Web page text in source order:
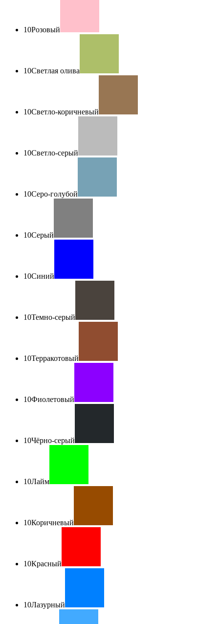
10Розовый
10Светлая олива
10Светло-коричневый
10Светло-серый
10Серо-голубой
10Серый
10Синий
10Темно-серый
10Терракотовый
10Фиолетовый
10Чёрно-серый
10Лайм
10Коричневый
10Красный
10Лазурный